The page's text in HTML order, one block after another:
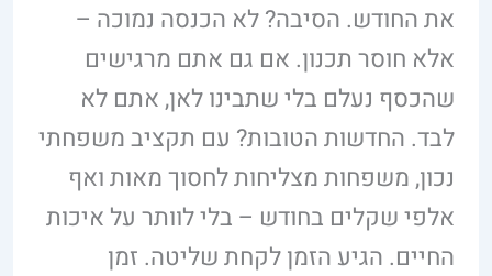
את החודש. הסיבה? לא הכנסה נמוכה –
אלא חוסר תכנון. אם גם אתם מרגישים
שהכסף נעלם בלי שתבינו לאן, אתם לא
לבד. החדשות הטובות? עם תקציב משפחתי
נכון, משפחות מצליחות לחסוך מאות ואף
אלפי שקלים בחודש – בלי לוותר על איכות
החיים. הגיע הזמן לקחת שליטה. זמן